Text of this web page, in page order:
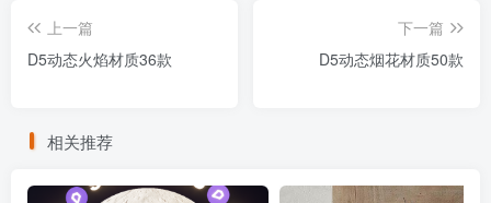
上一篇
D5动态火焰材质36款
下一篇
D5动态烟花材质50款
相关推荐